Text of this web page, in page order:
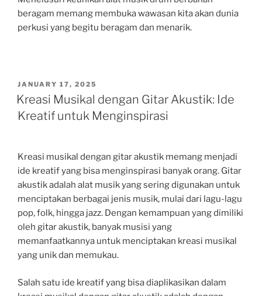
beragam memang membuka wawasan kita akan dunia
perkusi yang begitu beragam dan menarik.
POSTED
ON
JANUARY 17, 2025
Kreasi Musikal dengan Gitar Akustik: Ide
Kreatif untuk Menginspirasi
Kreasi musikal dengan gitar akustik memang menjadi
ide kreatif yang bisa menginspirasi banyak orang. Gitar
akustik adalah alat musik yang sering digunakan untuk
menciptakan berbagai jenis musik, mulai dari lagu-lagu
pop, folk, hingga jazz. Dengan kemampuan yang dimiliki
oleh gitar akustik, banyak musisi yang
memanfaatkannya untuk menciptakan kreasi musikal
yang unik dan memukau.
Salah satu ide kreatif yang bisa diaplikasikan dalam